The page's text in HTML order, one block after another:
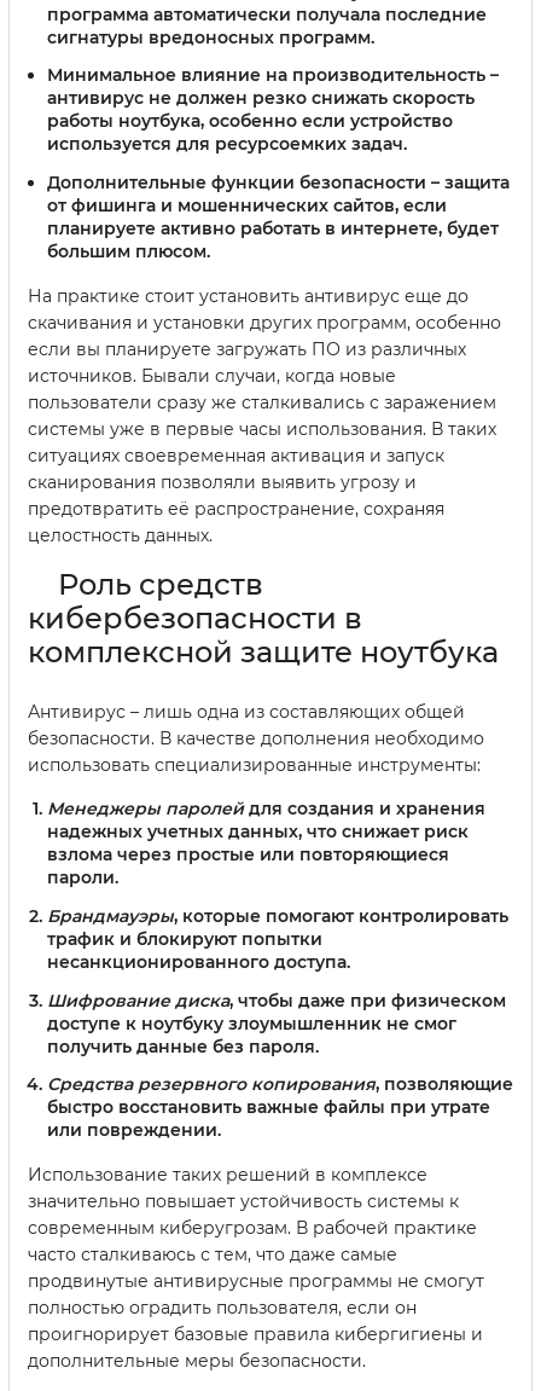
программа автоматически получала последние
сигнатуры вредоносных программ.
Минимальное влияние на производительность –
антивирус не должен резко снижать скорость
работы ноутбука, особенно если устройство
используется для ресурсоемких задач.
Дополнительные функции безопасности – защита
от фишинга и мошеннических сайтов, если
планируете активно работать в интернете, будет
большим плюсом.
На практике стоит установить антивирус еще до
скачивания и установки других программ, особенно
если вы планируете загружать ПО из различных
источников. Бывали случаи, когда новые
пользователи сразу же сталкивались с заражением
системы уже в первые часы использования. В таких
ситуациях своевременная активация и запуск
сканирования позволяли выявить угрозу и
предотвратить её распространение, сохраняя
целостность данных.
Роль средств
кибербезопасности в
комплексной защите ноутбука
Антивирус – лишь одна из составляющих общей
безопасности. В качестве дополнения необходимо
использовать специализированные инструменты:
Менеджеры паролейдля создания и хранения
надежных учетных данных, что снижает риск
взлома через простые или повторяющиеся
пароли.
Брандмауэры, которые помогают контролировать
трафик и блокируют попытки
несанкционированного доступа.
Шифрование диска, чтобы даже при физическом
доступе к ноутбуку злоумышленник не смог
получить данные без пароля.
Средства резервного копирования, позволяющие
быстро восстановить важные файлы при утрате
или повреждении.
Использование таких решений в комплексе
значительно повышает устойчивость системы к
современным киберугрозам. В рабочей практике
часто сталкиваюсь с тем, что даже самые
продвинутые антивирусные программы не смогут
полностью оградить пользователя, если он
проигнорирует базовые правила кибергигиены и
дополнительные меры безопасности.